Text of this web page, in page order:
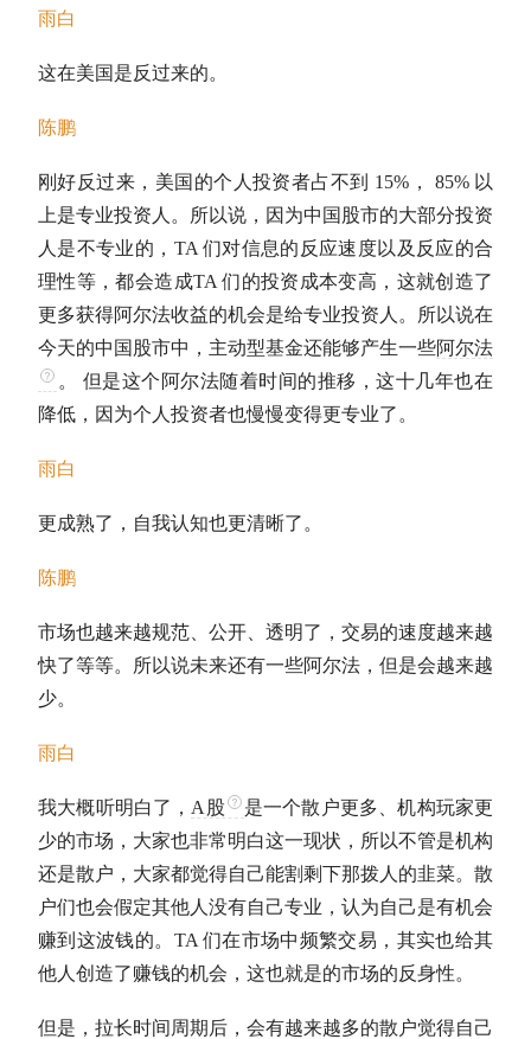
雨白
这在美国是反过来的。
陈鹏
刚好反过来，美国的个人投资者占不到 15%， 85% 以
上是专业投资人。所以说，因为中国股市的大部分投资
人是不专业的，TA 们对信息的反应速度以及反应的合
理性等，都会造成TA 们的投资成本变高，这就创造了
更多获得阿尔法收益的机会是给专业投资人。所以说在
今天的中国股市中， 主动型基金还能够产生一些阿尔法
。 但是这个 阿尔法随着时间的推移，这十几年也在
降低，因为个人投资者也慢慢变得更专业了。
雨白
更成熟了，自我认知也更清晰了。
陈鹏
市场也越来越规范、公开、透明了，交易的速度越来越
快了等等。所以说未来还有一些阿尔法 ，但是会越来越
少。
雨白
我大概听明白了， A股
是一个散户更多、机构玩家更
少的市场，大家也非常明白这一现状，所以不管是机构
还是散户，大家都觉得自己能割剩下那拨人的韭菜。散
户们也会假定其他人没有自己专业，认为自己是有机会
赚到这波钱的。TA 们在市场中频繁交易，其实也给其
他人创造了赚钱的机会，这也就是的市场的反身性。
但是，拉长时间周期后，会有越来越多的散户觉得自己